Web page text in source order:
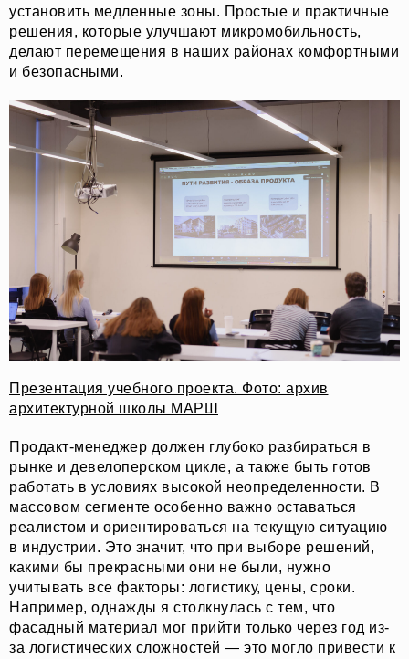
установить медленные зоны. Простые и практичные
решения, которые улучшают микромобильность,
делают перемещения в наших районах комфортными
и безопасными.
Презентация учебного проекта. Фото: архив
архитектурной школы МАРШ
Продакт-менеджер должен глубоко разбираться в
рынке и девелоперском цикле, а также быть готов
работать в условиях высокой неопределенности. В
массовом сегменте особенно важно оставаться
реалистом и ориентироваться на текущую ситуацию
в индустрии. Это значит, что при выборе решений,
какими бы прекрасными они не были, нужно
учитывать все факторы: логистику, цены, сроки.
Например, однажды я столкнулась с тем, что
фасадный материал мог прийти только через год из-
за логистических сложностей — это могло привести к
О НАС
ОФЛАЙН
ОНЛАЙН
МАГАЗИН
МЕДИА-КИТ
INST / MAIL / TG
ПОДДЕРЖАТЬ ПРОЕКТ
META PLATFORMS INC. ПРИЗНАНА
ЭКСТРЕМИСТСКОЙ ОРГАНИЗАЦИЕЙ НА
ТЕРРИТОРИИ РФ
ОФЕРТА